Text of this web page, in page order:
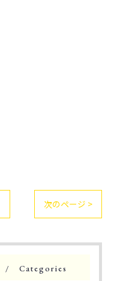
次のページ >
Categories